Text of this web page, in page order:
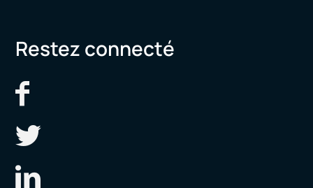
Restez connecté